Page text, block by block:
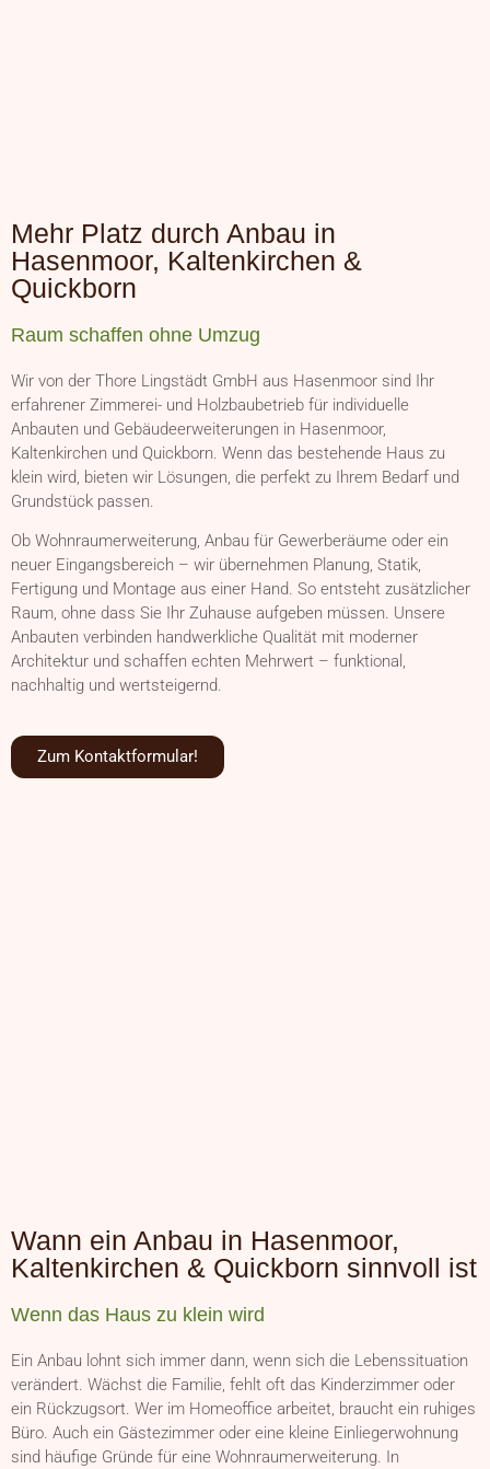
Mehr Platz durch Anbau in
Hasenmoor, Kaltenkirchen &
Quickborn
Raum schaffen ohne Umzug
Wir von der Thore Lingstädt GmbH aus Hasenmoor sind Ihr
erfahrener Zimmerei- und Holzbaubetrieb für individuelle
Anbauten und Gebäudeerweiterungen in Hasenmoor,
Kaltenkirchen und Quickborn. Wenn das bestehende Haus zu
klein wird, bieten wir Lösungen, die perfekt zu Ihrem Bedarf und
Grundstück passen.
Ob Wohnraumerweiterung, Anbau für Gewerberäume oder ein
neuer Eingangsbereich – wir übernehmen Planung, Statik,
Fertigung und Montage aus einer Hand. So entsteht zusätzlicher
Raum, ohne dass Sie Ihr Zuhause aufgeben müssen. Unsere
Anbauten verbinden handwerkliche Qualität mit moderner
Architektur und schaffen echten Mehrwert – funktional,
nachhaltig und wertsteigernd.
Zum Kontaktformular!
Wann ein Anbau in Hasenmoor,
Kaltenkirchen & Quickborn sinnvoll ist
Wenn das Haus zu klein wird
Ein Anbau lohnt sich immer dann, wenn sich die Lebenssituation
verändert. Wächst die Familie, fehlt oft das Kinderzimmer oder
ein Rückzugsort. Wer im Homeoffice arbeitet, braucht ein ruhiges
Büro. Auch ein Gästezimmer oder eine kleine Einliegerwohnung
sind häufige Gründe für eine Wohnraumerweiterung. In